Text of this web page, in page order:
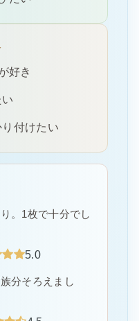
好き
付けたい
。1枚で十分でし
5.0
分そろえまし